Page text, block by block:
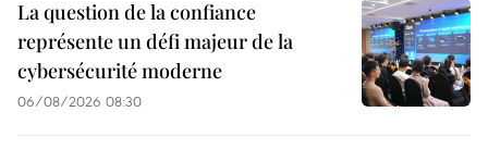
La question de la confiance
représente un défi majeur de la
cybersécurité moderne
06/08/2026 08:30